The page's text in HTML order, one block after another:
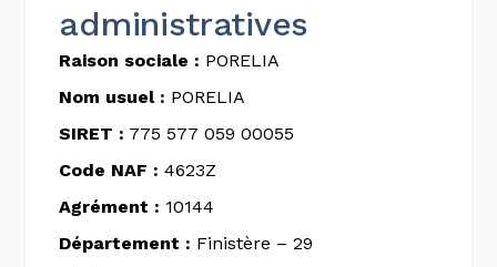
administratives
Raison sociale : PORELIA
Nom usuel : PORELIA
SIRET : 775 577 059 00055
Code NAF : 4623Z
Agrément : 10144
Département : Finistère – 29